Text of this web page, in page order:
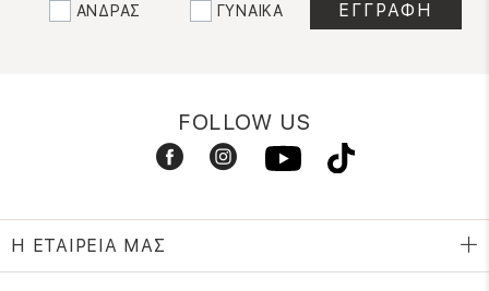
ΑΝΔΡΑΣ ΓΥΝΑΙΚΑ
FOLLOW US
Η ΕΤΑΙΡΕΙΑ ΜΑΣ